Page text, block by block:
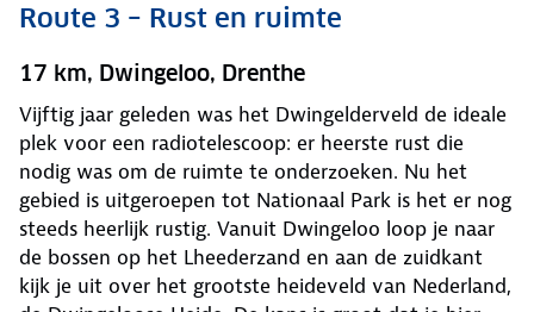
Route 3 – Rust en ruimte
17 km, Dwingeloo, Drenthe
Vijftig jaar geleden was het Dwingelderveld de ideale
plek voor een radiotelescoop: er heerste rust die
nodig was om de ruimte te onderzoeken. Nu het
gebied is uitgeroepen tot Nationaal Park is het er nog
steeds heerlijk rustig. Vanuit Dwingeloo loop je naar
de bossen op het Lheederzand en aan de zuidkant
kijk je uit over het grootste heideveld van Nederland,